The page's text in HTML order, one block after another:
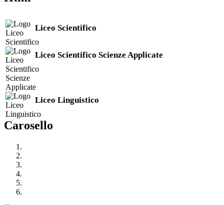
Liceo Scientifico
Liceo Scientifico Scienze Applicate
Liceo Linguistico
Carosello